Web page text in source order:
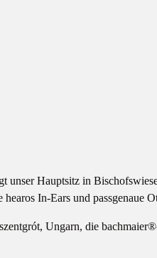
Hauptsitz in
In-Ears und passgenaue
Ungarn, die